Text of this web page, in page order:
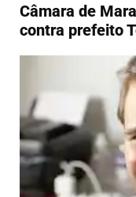
Câmara de
contra prefeito